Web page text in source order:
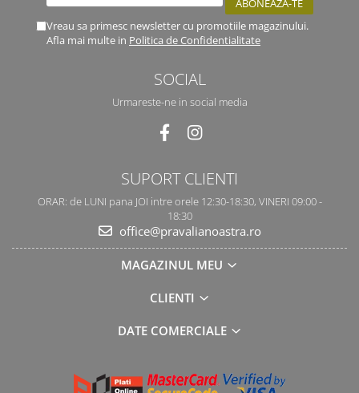
Vreau sa primesc newsletter cu promotiile magazinului.
Afla mai multe in Politica de Confidentialitate
SOCIAL
Urmareste-ne in social media
SUPORT CLIENTI
ORAR: de LUNI pana JOI intre orele 12:30-18:30, VINERI 09:00 -
18:30
office@pravalianoastra.ro
MAGAZINUL MEU
CLIENTI
DATE COMERCIALE